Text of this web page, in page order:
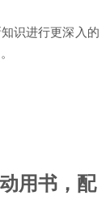
识进行更深入的
用书，配